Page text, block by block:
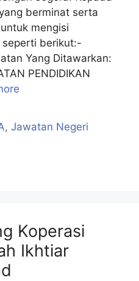
berminat serta
mengisi
seperti berikut:-
Yang Ditawarkan:
PENDIDIKAN
,Jawatan Negeri
Koperasi
Ikhtiar